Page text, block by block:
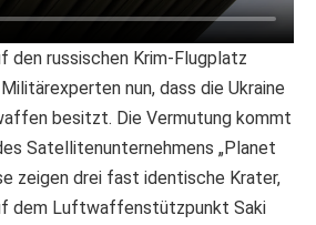
den russischen Krim-Flugplatz
nun, dass die Ukraine
besitzt. Die Vermutung kommt
Satellitenunternehmens „Planet
zeigen drei fast identische Krater,
dem Luftwaffenstützpunkt Saki